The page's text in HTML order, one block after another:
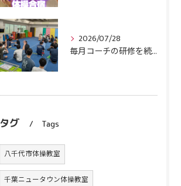
2026/07/28
毎月コーチの研修を続けます！
タグ Tags
八千代市体操教室
千葉ニュータウン体操教室